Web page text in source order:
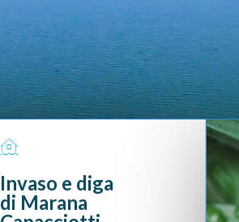
Invaso e diga
di Marana